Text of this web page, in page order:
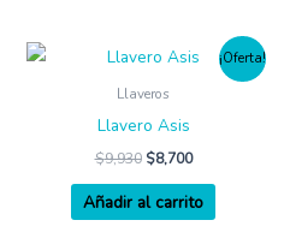
¡Oferta!
Llaveros
Llavero Asis
$9,930
El
original
$9,930.
$8,700
El
precio
Añadir al carrito